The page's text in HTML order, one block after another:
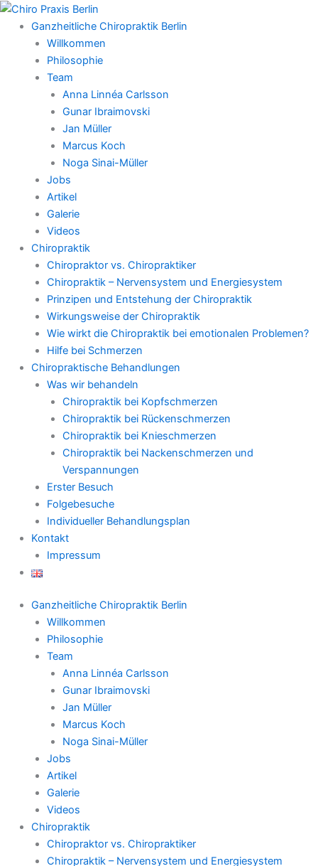
Zum
Inhalt
springen
Ganzheitliche Chiropraktik Berlin
Willkommen
Philosophie
Team
Anna Linnéa Carlsson
Gunar Ibraimovski
Jan Müller
Marcus Koch
Noga Sinai-Müller
Jobs
Artikel
Galerie
Videos
Chiropraktik
Chiropraktor vs. Chiropraktiker
Chiropraktik – Nervensystem und Energiesystem
Prinzipen und Entstehung der Chiropraktik
Wirkungsweise der Chiropraktik
Wie wirkt die Chiropraktik bei emotionalen Problemen?
Hilfe bei Schmerzen
Chiropraktische Behandlungen
Was wir behandeln
Chiropraktik bei Kopfschmerzen
Chiropraktik bei Rückenschmerzen
Chiropraktik bei Knieschmerzen
Chiropraktik bei Nackenschmerzen und
Verspannungen
Erster Besuch
Folgebesuche
Individueller Behandlungsplan
Kontakt
Impressum
Ganzheitliche Chiropraktik Berlin
Willkommen
Philosophie
Team
Anna Linnéa Carlsson
Gunar Ibraimovski
Jan Müller
Marcus Koch
Noga Sinai-Müller
Jobs
Artikel
Galerie
Videos
Chiropraktik
Chiropraktor vs. Chiropraktiker
Chiropraktik – Nervensystem und Energiesystem